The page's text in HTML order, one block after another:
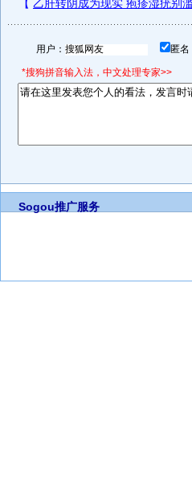
用户： 匿
*搜狗拼音输入法，中文处理专家>>
Sogou推广服务